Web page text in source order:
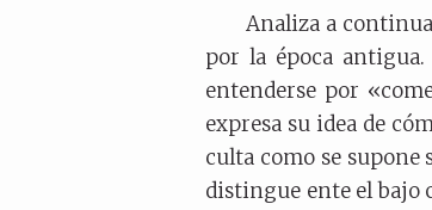
Analiza a
por la época
entenderse por
expresa su idea de
culta como se supone
distingue ente el bajo